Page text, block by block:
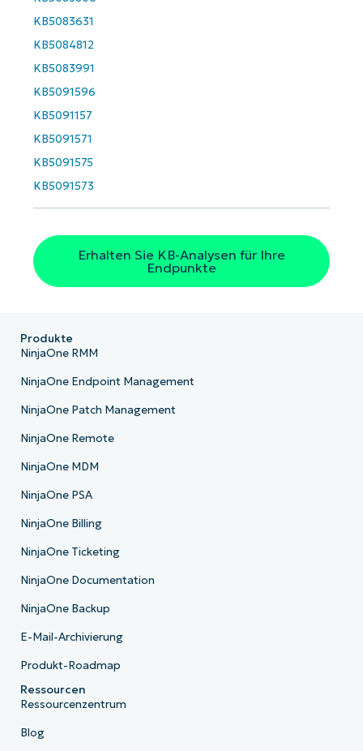
KB5083631
KB5084812
KB5083991
KB5091596
KB5091157
KB5091571
KB5091575
KB5091573
Erhalten Sie KB-Analysen für Ihre
Endpunkte
Business
email*
Phone
number*
Land
name*
Produkte
NinjaOne RMM
NinjaOne Endpoint Management
NinjaOne Patch Management
NinjaOne Remote
NinjaOne MDM
NinjaOne PSA
NinjaOne Billing
NinjaOne Ticketing
NinjaOne Documentation
NinjaOne Backup
E-Mail-Archivierung
Produkt-Roadmap
Ressourcen
Ressourcenzentrum
Blog